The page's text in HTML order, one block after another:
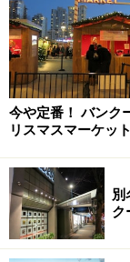
見どころのひと
Vancouver
バンクーバーの
ウォールと呼
で、レンタルサ
内には北米でも
で、こちらもお
今や定番！ バンク
リスマスマーケット
別
ク